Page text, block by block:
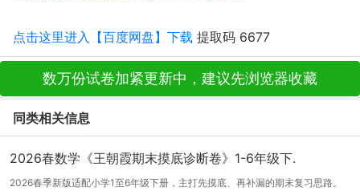
点击这里进入【百度网盘】下载 提取码 6677
数万份试卷加紧更新中，建议先浏览器收藏
同类相关信息
2026春数学《王朝霞期末摸底诊断卷》1-6年级下.
2026春季新版适配小学1至6年级下册，主打先摸底、再补漏的期末复习思路。